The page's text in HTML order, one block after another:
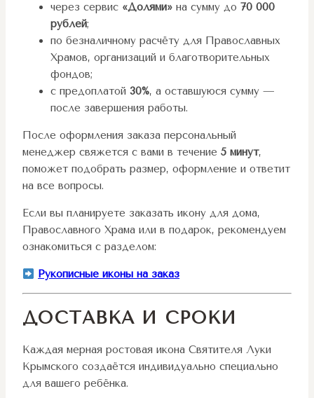
через сервис «Долями» на сумму до 70 000
рублей;
по безналичному расчёту для Православных
Храмов, организаций и благотворительных
фондов;
с предоплатой 30%, а оставшуюся сумму —
после завершения работы.
После оформления заказа персональный
менеджер свяжется с вами в течение 5 минут,
поможет подобрать размер, оформление и ответит
на все вопросы.
Если вы планируете заказать икону для дома,
Православного Храма или в подарок, рекомендуем
ознакомиться с разделом:
Рукописные иконы на заказ
ДОСТАВКА И СРОКИ
Каждая мерная ростовая икона Святителя Луки
Крымского создаётся индивидуально специально
для вашего ребёнка.